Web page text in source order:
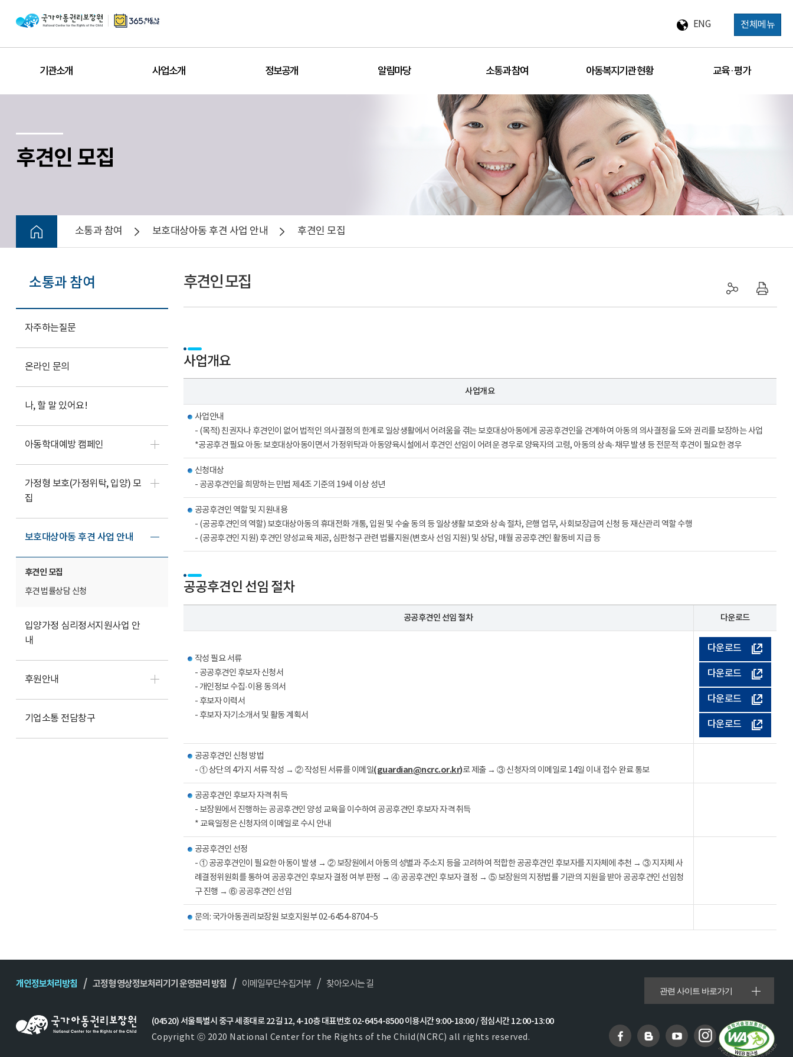
기관소개 사업소개 정보공개 알림마당 소통과 참여 아동복지기관 현황 교육 · 평가
ENG 전체메뉴
후견인 모집
소통과 참여 보호대상아동 후견 사업 안내 후견인 모집
후견인 모집
사업개요
사업개요
사업안내
- (목적) 친권자나 후견인이 없어 법적인 의사결정의 한계로 일상생활에서 어려움을 겪는 보호대상아동에게 공공후견인을 견계하여 아동의 의사결정을 도와 권리를 보장하는 사업
*공공후견 필요 아동: 보호대상아동이면서 가정위탁과 아동양육시설에서 후견인 선임이 어려운 경우로 양육자의 고령, 아동의 상속·채무 발생 등 전문적 후견이 필요한 경우
신청대상
- 공공후견인을 희망하는 민법 제4조 기준의 19세 이상 성년
공공후견인 역할 및 지원내용
- (공공후견인의 역할) 보호대상아동의 휴대전화 개통, 입원 및 수술 동의 등 일상생활 보호와 상속 절차, 은행 업무, 사회보장급여 신청 등 재산관리 역할 수행
- (공공후견인 지원) 후견인 양성교육 제공, 심판청구 관련 법률지원(변호사 선임 지원) 및 상담, 매월 공공후견인 활동비 지급 등
공공후견인 선임 절차
공공후견인 선임 절차 다운로드
작성 필요 서류
- 공공후견인 후보자 신청서
- 개인정보 수집·이용 동의서
- 후보자 이력서
- 후보자 자기소개서 및 활동 계획서
다운로드
다운로드
다운로드
다운로드
공공후견인 신청 방법
- ① 상단의 4가지 서류 작성 → ② 작성된 서류를 이메일(guardian@ncrc.or.kr)로 제출 → ③ 신청자의 이메일로 14일 이내 접수 완료 통보
공공후견인 후보자 자격 취득
- 보장원에서 진행하는 공공후견인 양성 교육을 이수하여 공공후견인 후보자 자격 취득
* 교육일정은 신청자의 이메일로 수시 안내
공공후견인 선정
- ① 공공후견인이 필요한 아동이 발생 → ② 보장원에서 아동의 성별과 주소지 등을 고려하여 적합한 공공후견인 후보자를 지자체에 추천 → ③ 지자체 사
례결정위원회를 통하여 공공후견인 후보자 결정 여부 판정 → ④ 공공후견인 후보자 결정 → ⑤ 보장원의 지정법률 기관의 지원을 받아 공공후견인 선임청
구 진행 → ⑥ 공공후견인 선임
문의: 국가아동권리보장원 보호지원부 02-6454-8704~5
소통과 참여
자주하는질문
온라인 문의
나, 할 말 있어요!
아동학대예방 캠페인
가정형 보호(가정위탁, 입양) 모
집
보호대상아동 후견 사업 안내
후견인 모집
후견 법률상담 신청
입양가정 심리정서지원사업 안
내
후원안내
기업소통 전담창구
개인정보처리방침 고정형 영상정보처리기기 운영관리 방침 이메일무단수집거부 찾아오시는 길
관련 사이트 바로가기
(04520) 서울특별시 중구 세종대로 22길 12, 4-10층 대표번호 02-6454-8500 이용시간 9:00-18:00 / 점심시간 12:00-13:00
Copyright ⓒ 2020 National Center for the Rights of the Child(NCRC) all rights reserved.